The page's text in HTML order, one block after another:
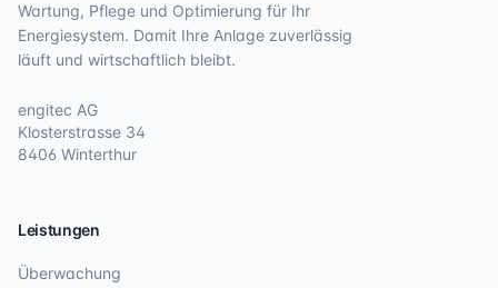
Wartung, Pflege und Optimierung für Ihr
Energiesystem. Damit Ihre Anlage zuverlässig
läuft und wirtschaftlich bleibt.
engitec AG
Klosterstrasse 34
8406 Winterthur
Leistungen
Überwachung